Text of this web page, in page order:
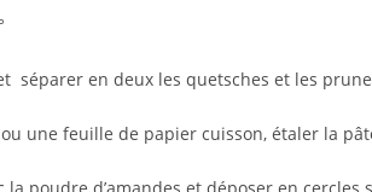
séparer en deux les quetsches et les
une feuille de papier cuisson, étaler la